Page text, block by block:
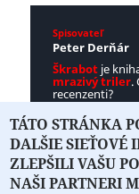
Spisovateľ
Peter Derňár
Škrabot je
mrazivý triler.
recenzenti?
TÁTO STRÁNKA
DALŠIE SIEŤOVÉ
ZLEPŠILI VAŠU
NAŠI PARTNERI